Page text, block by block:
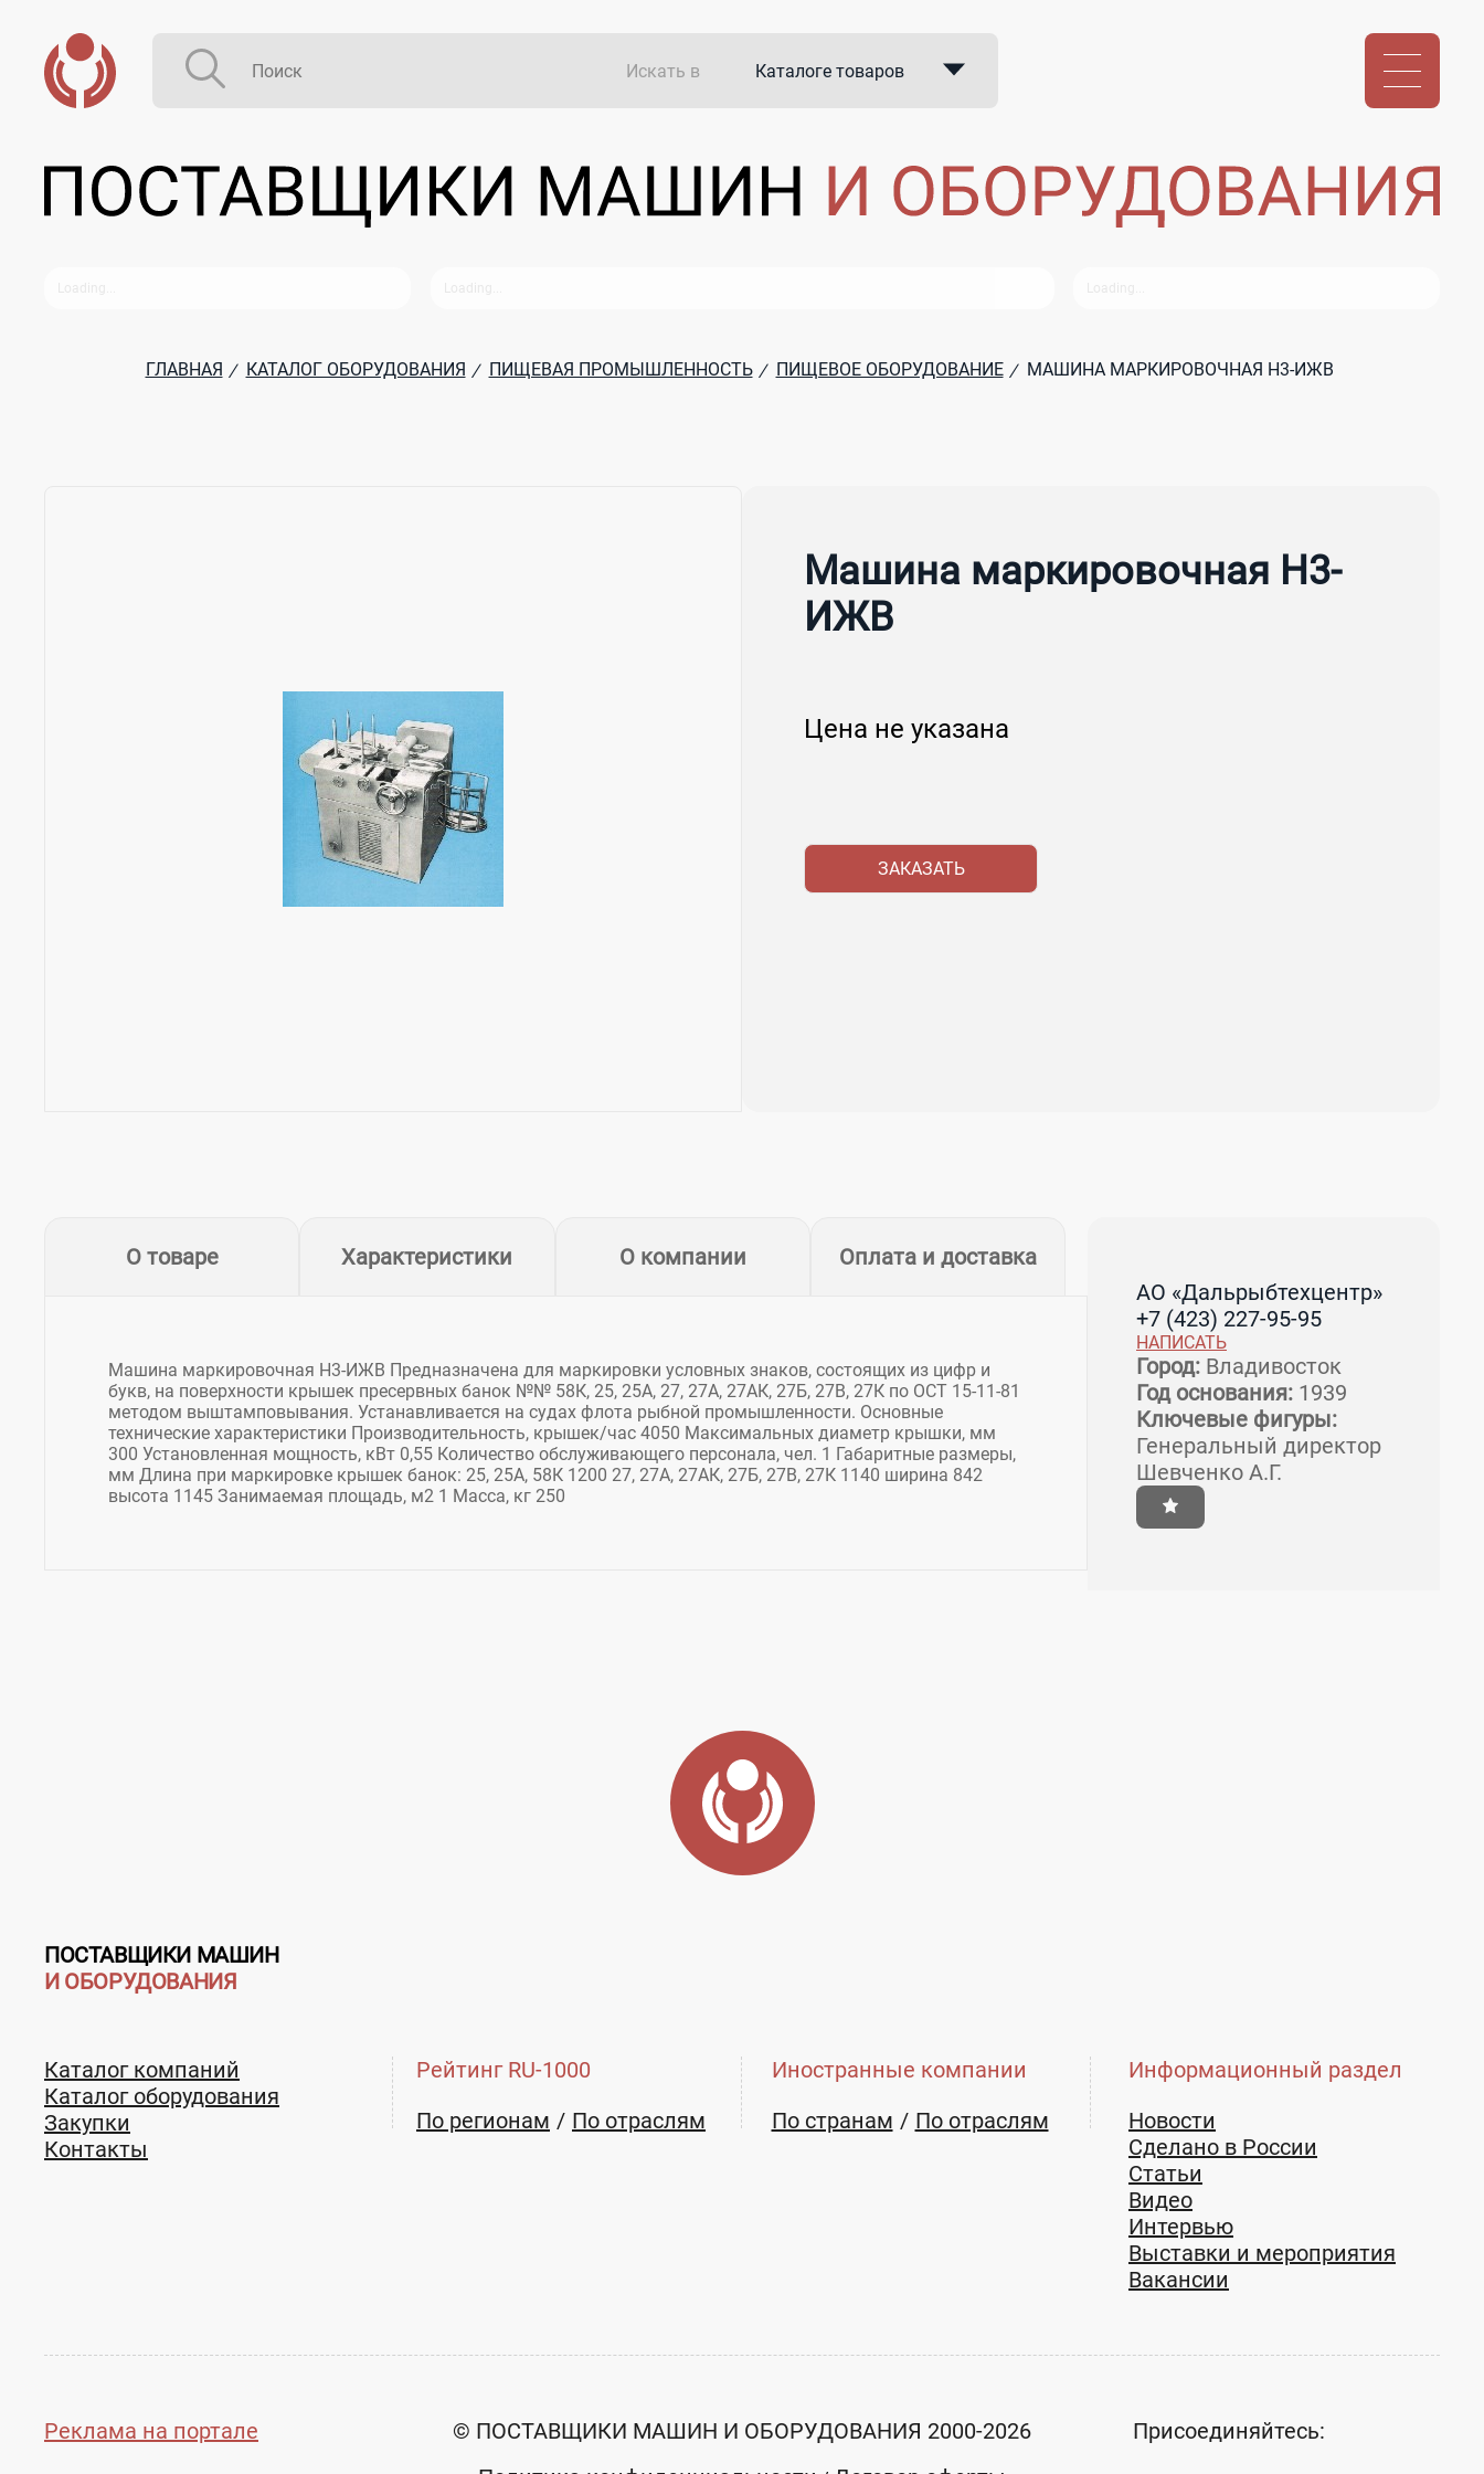
Искать в Каталоге товаров
В закупках
ГЛАВНАЯ / КАТАЛОГ ОБОРУДОВАНИЯ / ПИЩЕВАЯ ПРОМЫШЛЕННОСТЬ / ПИЩЕВОЕ ОБОРУДОВАНИЕ / МАШИНА МАРКИРОВОЧНАЯ Н3-ИЖВ
Машина маркировочная Н3-
ИЖВ
Цена не указана
ЗАКАЗАТЬ
О товаре Характеристики О компании Оплата и доставка
Машина маркировочная Н3-ИЖВ Предназначена для маркировки условных знаков, состоящих из цифр и
букв, на поверхности крышек пресервных банок №№ 58К, 25, 25А, 27, 27А, 27АК, 27Б, 27В, 27К по ОСТ 15-11-81
методом выштамповывания. Устанавливается на судах флота рыбной промышленности. Основные
технические характеристики Производительность, крышек/час 4050 Максимальных диаметр крышки, мм
300 Установленная мощность, кВт 0,55 Количество обслуживающего персонала, чел. 1 Габаритные размеры,
мм Длина при маркировке крышек банок: 25, 25А, 58К 1200 27, 27А, 27АК, 27Б, 27В, 27К 1140 ширина 842
высота 1145 Занимаемая площадь, м2 1 Масса, кг 250
АО «Дальрыбтехцентр»
+7 (423) 227-95-95
НАПИСАТЬ
Город: Владивосток
Год основания: 1939
Ключевые фигуры:
Генеральный директор
Шевченко А.Г.
ПОСТАВЩИКИ МАШИН
И ОБОРУДОВАНИЯ
Каталог компаний
Каталог оборудования
Закупки
Контакты
Рейтинг RU-1000
По регионам
По отраслям
Иностранные компании
По странам
По отраслям
Информационный раздел
Новости
Сделано в России
Статьи
Видео
Интервью
Выставки и мероприятия
Вакансии
Реклама на портале
© ПОСТАВЩИКИ МАШИН И ОБОРУДОВАНИЯ 2000-2026
Присоединяйтесь: